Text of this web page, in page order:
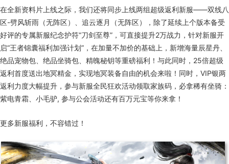
在全新资料片上线之际，我们还将同步上线两组超级返利新服——双线八
区-劈风斩雨（无阵区）、追云逐月（无阵区），除了延续上个版本备受
好评的专属新服纪念护符“刀剑至尊” ，可直接提升2万战力，针对新服开
启“王者锦囊福利加强计划” ，在加量不加价的基础上，新增海量辰星丹、
绝品宠物包、绝品坐骑包、精魄秘钥等重磅福利！与此同时， 25倍超级
返利首度送出地冥精金，实现地冥装备自由的机会来啦！同时， VIP银两
返利力度大幅提升，参与新服全民狂欢活动领取家族码，必拿稀有坐骑：
紫电青霜、小毛驴, 参与公会活动还有百万元宝等你来拿！
更多新服福利，不容错过！